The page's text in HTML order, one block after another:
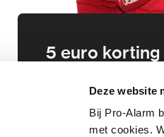
Deze website
Bij Pro-Alarm
met cookies.
5 euro
Schrijf je direct in
wees als eerste op de
aanbiedingen en